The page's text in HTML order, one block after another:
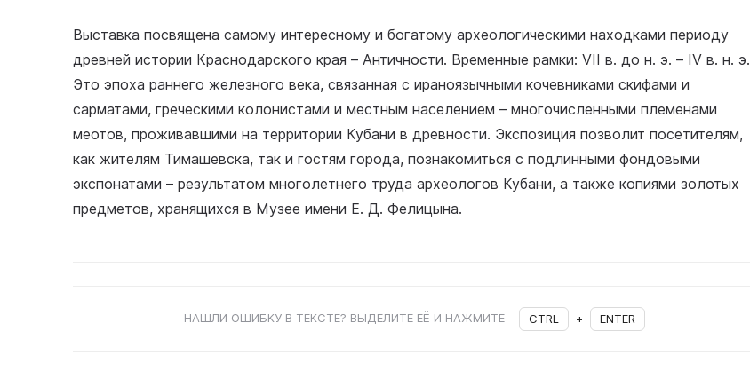
Выставка посвящена самому интересному и богатому археологическими находками периоду
древней истории Краснодарского края – Античности. Временные рамки: VII в. до н. э. – IV в. н. э.
Это эпоха раннего железного века, связанная с ираноязычными кочевниками скифами и
сарматами, греческими колонистами и местным населением – многочисленными племенами
меотов, проживавшими на территории Кубани в древности. Экспозиция позволит посетителям,
как жителям Тимашевска, так и гостям города, познакомиться с подлинными фондовыми
экспонатами – результатом многолетнего труда археологов Кубани, а также копиями золотых
предметов, хранящихся в Музее имени Е. Д. Фелицына.
НАШЛИ ОШИБКУ В ТЕКСТЕ? ВЫДЕЛИТЕ ЕЁ И НАЖМИТЕ CTRL + ENTER